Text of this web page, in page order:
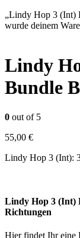
„Lindy Hop 3 (Int)
wurde deinem
Lindy
Bundle
0 out of 5
55,00 €
Lindy Hop 3 (Int):
Lindy Hop 3 (Int)
Richtungen
Hier findet Ihr eine